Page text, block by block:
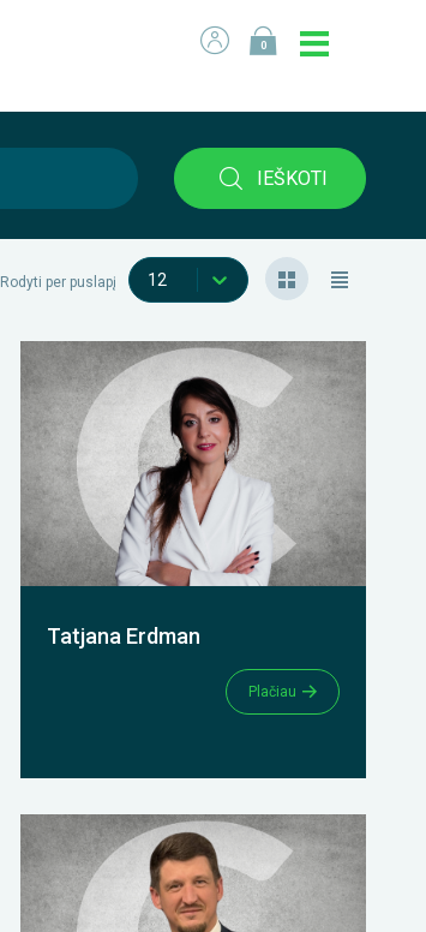
0
IEŠKOTI
Rodyti per puslapį 12
Tatjana Erdman
Plačiau